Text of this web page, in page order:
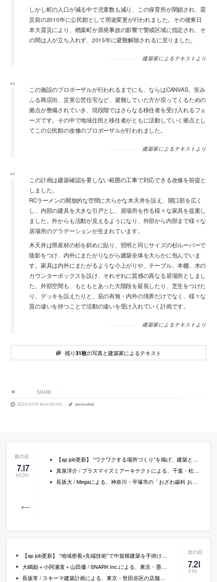
しかし町の人口が減る中で児童数も減り、この保育所が閉鎖され、震
災前の2010年に公民館として用途変更が行われました。その後東日
本大震災により、楢葉町が原発事故の影響で警戒区域に指定され、そ
の間は人が立ち入れず、2015年に避難解除されるに至りました。
建築家によるテキストより
この施設のプロポーザルが行われるまでにも、ならはCANVAS、笑み
ふる商店街、災害公営住宅など、避難していた方が戻ってくるための
拠点が整備されていき、現段階ではさらなる移住者を受け入れるフェ
ーズです。その中で地域住民と移住者がともに活動していく拠点とし
てこの公民館の改修のプロポーザルが行われました。
建築家によるテキストより
この計画は建築確認を要しない範囲の工事で対応できる改修を前提と
しました。
RCラーメンの開放的な空間に大らかな木天井を設え、開口部を広く
し、内部の建具を大きな引戸とし、居場所を作る様々な家具を提案し
ました。外からも活動が見えるようになり、外部から内部まで様々な
居場所のグラデーションが生まれています。
木天井は県産材の杉を斜めに貼り、照明と同じサイズの杉ルーバーで
陰影をつけ、内外にまたがりながら建築全体を大らかに包んでいま
す。家具は内外にまたがるような小上がりや、テーブル、本棚、木の
カウンターボックスを設け、それぞれに質感の異なる居場所としまし
た。外部空間も、もともとあった大階段を延長したり、芝生をつけた
り、デッキを設えたりと、庇の有無・内外の境界だけでなく、様々な
質の違いを持つことで活動の違いを受け入れていく計画です。
建築家によるテキストより
残り31枚の写真と建築家によるテキスト
SHARE
2023.07.19 Wed 06:40 permalink
7.17
MON
【ap job更新】 “ワクワクする場所づくり”を掲げ、建築とインテリアを手掛ける「株式会社テントプラント」が、設計メンバー（経験者・既卒）を募集中
真泉洋介 / プラスマイズミアーキテクトによる、千葉・松戸市の、集会所「紙敷あんど」。神社の境内に計画。伝統的な社会の枠組から現代に即した“地域扶助”の創出を目指し、テレワーク等の“日常的利用”も想定した多様に使える“コミュニティー”の場を志向。各箇所に様々な使い方のアイデアを込める
長坂大 / Megaによる、神奈川・平塚市の「おざわ歯科 お口のサロン」。設計者が過去に増築した歯科医院を再増築。不安を和らげる“ゆったりとした”空間を目指し、三角の敷地形状を活かして河川に向けて開く“放射状の診療室”を考案。新旧の建築の“造形原理”が共存する面白さも意図
7.21
FRI
【ap job更新】 “地域密着×先端技術”で中規模建築を手掛け、労務環境の向上にも取り組む「矢野青山建築設計事務所」が、設計スタッフ（経験者・既卒・2024年新卒）と 有給インターン等を募集中
大嶋励＋小阿瀬直＋山田優 / SNARK Inc.による、東京・墨田区の、映画館「Stranger」。カフェ併設型として計画。“現代的にアップデートした鑑賞体験”を主題とし、動線上に境界線を無くした街を引き込む様な交流空間を考案。家具類の配置で“人だまり”を作り自然な歓談や情報交換を促す
長坂常 / スキーマ建築計画による、東京・世田谷区の店舗「TODAY’S SPECIAL 二子玉川」。商業施設の中の雑貨店。期待感と“一期一会のワクワク感”を与える為に、変化のある什器群の使用に加え裏側の雑音を敢えて導入して“賑わい”と“活気”を創出。既存鉄骨の錆止塗装の色を基調として空間全体をまとめる